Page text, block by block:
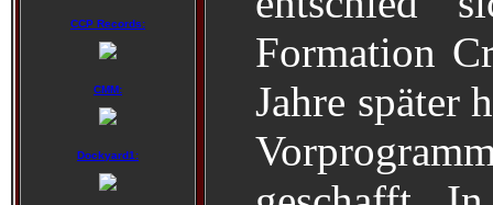
CCP Records:
CMM:
Dockyard1:
Formation
Jahre später